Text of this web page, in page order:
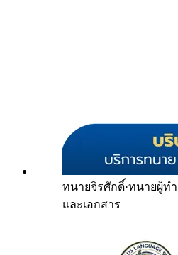
ทนายจิรศักดิ์·ทนายผู้ท
และเอกสาร